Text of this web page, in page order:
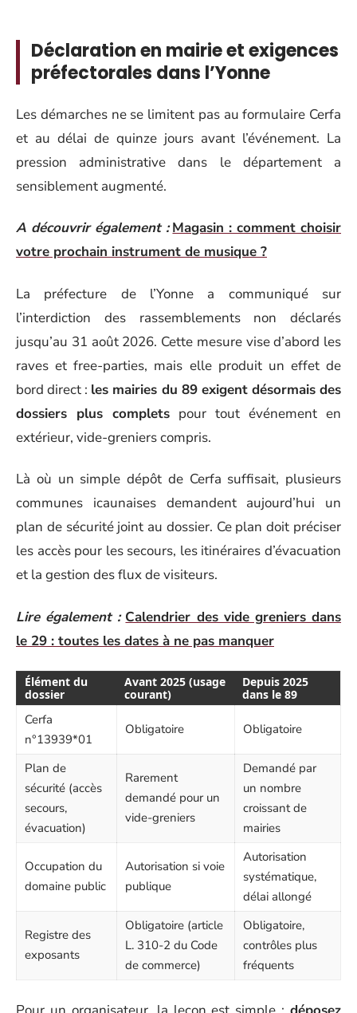
Déclaration en mairie et exigences
préfectorales dans l’Yonne
Les démarches ne se limitent pas au formulaire Cerfa
et au délai de quinze jours avant l’événement. La
pression administrative dans le département a
sensiblement augmenté.
A découvrir également : Magasin : comment choisir
votre prochain instrument de musique ?
La préfecture de l’Yonne a communiqué sur
l’interdiction des rassemblements non déclarés
jusqu’au 31 août 2026. Cette mesure vise d’abord les
raves et free-parties, mais elle produit un effet de
bord direct : les mairies du 89 exigent désormais des
dossiers plus complets pour tout événement en
extérieur, vide-greniers compris.
Là où un simple dépôt de Cerfa suffisait, plusieurs
communes icaunaises demandent aujourd’hui un
plan de sécurité joint au dossier. Ce plan doit préciser
les accès pour les secours, les itinéraires d’évacuation
et la gestion des flux de visiteurs.
Lire également : Calendrier des vide greniers dans
le 29 : toutes les dates à ne pas manquer
Élément du
dossier
Avant 2025 (usage
courant)
Depuis 2025
dans le 89
Cerfa
n°13939*01
Obligatoire Obligatoire
Plan de
sécurité (accès
secours,
évacuation)
Rarement
demandé pour un
vide-greniers
Demandé par
un nombre
croissant de
mairies
Occupation du
domaine public
Autorisation si voie
publique
Autorisation
systématique,
délai allongé
Registre des
exposants
Obligatoire (article
L. 310-2 du Code
de commerce)
Obligatoire,
contrôles plus
fréquents